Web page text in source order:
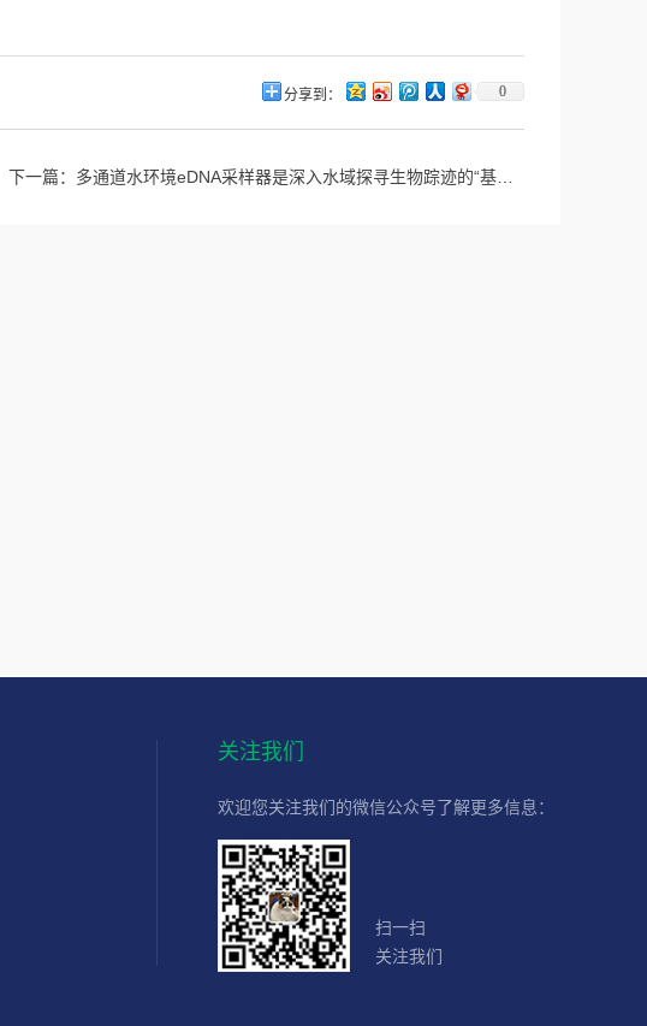
分享到： 0
下一篇： 多通道水环境eDNA采样器是深入水域探寻生物踪迹的“基因探测器”
关注我们
欢迎您关注我们的微信公众号了解更多信息：
扫一扫
关注我们